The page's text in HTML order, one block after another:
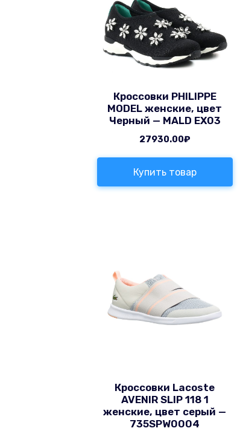
Кроссовки PHILIPPE
MODEL женские, цвет
Черный — MALD EX03
27930.00₽
Купить товар
Кроссовки Lacoste
AVENIR SLIP 118 1
женские, цвет серый —
735SPW0004